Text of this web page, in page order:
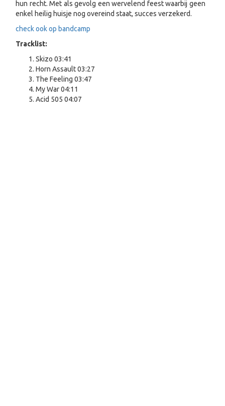
hun recht. Met als gevolg een wervelend feest waarbij geen
enkel heilig huisje nog overeind staat, succes verzekerd.
check ook op bandcamp
Tracklist:
Skizo 03:41
Horn Assault 03:27
The Feeling 03:47
My War 04:11
Acid 505 04:07